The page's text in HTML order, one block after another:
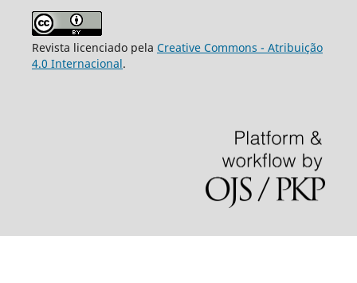
Revista licenciado pela Creative Commons - Atribuição
4.0 Internacional.